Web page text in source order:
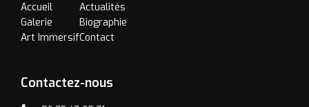
Accueil
Galerie
Art Immersif
Actualités
Biographie
Contact
Contactez-nous